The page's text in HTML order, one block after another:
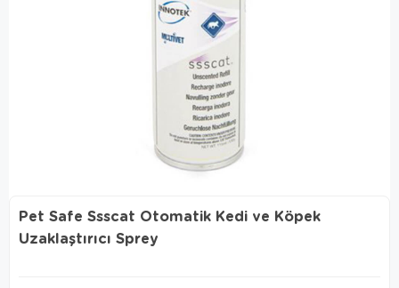
Pet Safe Ssscat Otomatik Kedi ve Köpek
Uzaklaştırıcı Sprey